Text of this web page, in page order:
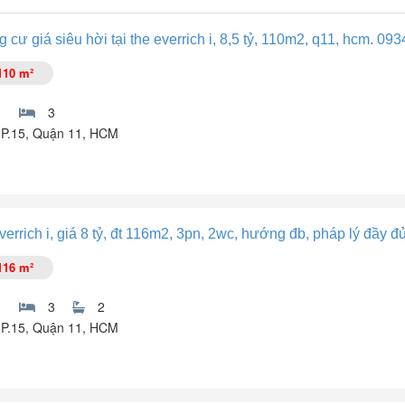
cư giá siêu hời tại the everrich i, 8,5 tỷ, 110m2, q11, hcm.
m²
3
Quận 11, HCM
Thọ, Hồ Chí Minh, trước đây quận 11, Hồ Chí Minh mang đến
tốt, thích hợp cho những ai yêu thích sự hài hòa và thịnh vượng
i, giá 8 tỷ, đt 116m2, 3pn, 2wc, hướng đb, pháp lý đầy đủ
m²
3
2
Quận 11, HCM